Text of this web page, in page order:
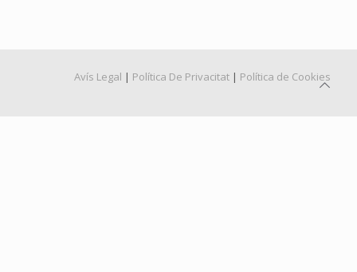
Avís Legal | Política De Privacitat | Política de Cookies